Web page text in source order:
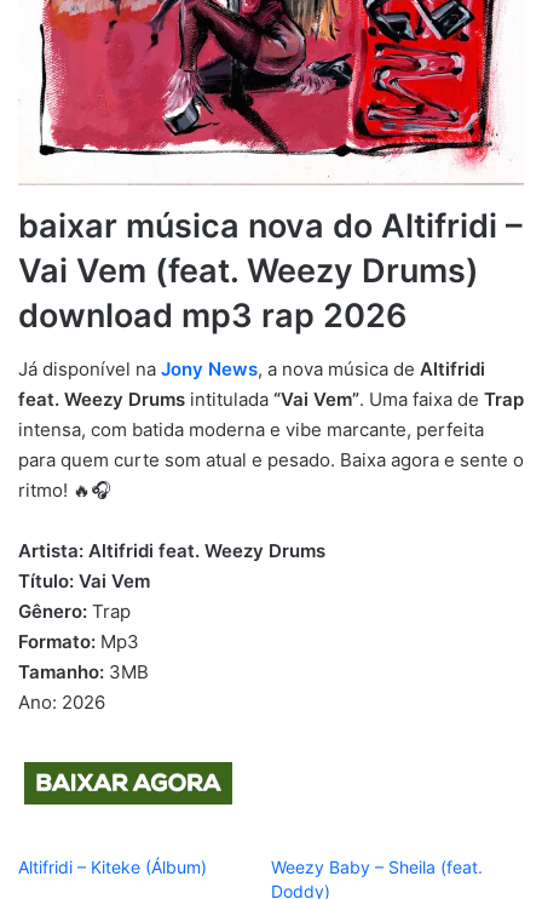
baixar música nova do Altifridi –
Vai Vem (feat. Weezy Drums)
download mp3 rap 2026
Já disponível na Jony News, a nova música de Altifridi
feat. Weezy Drums intitulada “Vai Vem”. Uma faixa de Trap
intensa, com batida moderna e vibe marcante, perfeita
para quem curte som atual e pesado. Baixa agora e sente o
ritmo! 🔥🎧
Artista: Altifridi feat. Weezy Drums
Título: Vai Vem
Gênero: Trap
Formato: Mp3
Tamanho: 3MB
Ano: 2026
Altifridi – Kiteke (Álbum)
Weezy Baby – Sheila (feat.
Doddy)